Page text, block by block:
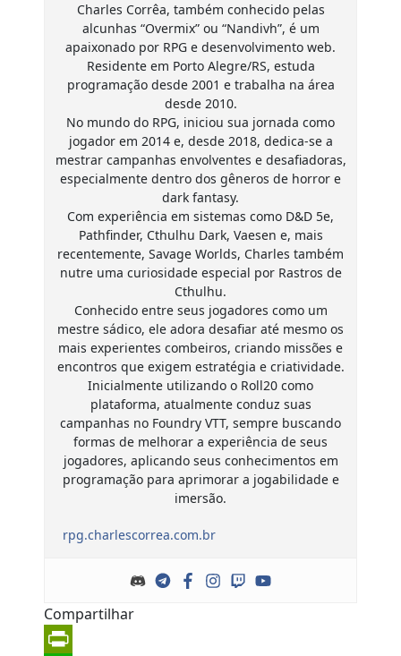
Charles Corrêa, também conhecido pelas
alcunhas “Overmix” ou “Nandivh”, é um
apaixonado por RPG e desenvolvimento web.
Residente em Porto Alegre/RS, estuda
programação desde 2001 e trabalha na área
desde 2010.
No mundo do RPG, iniciou sua jornada como
jogador em 2014 e, desde 2018, dedica-se a
mestrar campanhas envolventes e desafiadoras,
especialmente dentro dos gêneros de horror e
dark fantasy.
Com experiência em sistemas como D&D 5e,
Pathfinder, Cthulhu Dark, Vaesen e, mais
recentemente, Savage Worlds, Charles também
nutre uma curiosidade especial por Rastros de
Cthulhu.
Conhecido entre seus jogadores como um
mestre sádico, ele adora desafiar até mesmo os
mais experientes combeiros, criando missões e
encontros que exigem estratégia e criatividade.
Inicialmente utilizando o Roll20 como
plataforma, atualmente conduz suas
campanhas no Foundry VTT, sempre buscando
formas de melhorar a experiência de seus
jogadores, aplicando seus conhecimentos em
programação para aprimorar a jogabilidade e
imersão.
rpg.charlescorrea.com.br
Compartilhar